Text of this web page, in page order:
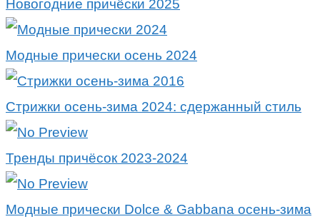
Новогодние причёски 2025
Модные прически осень 2024
Стрижки осень-зима 2024: сдержанный стиль
Тренды причёсок 2023-2024
Модные прически Dolce & Gabbana осень-зима